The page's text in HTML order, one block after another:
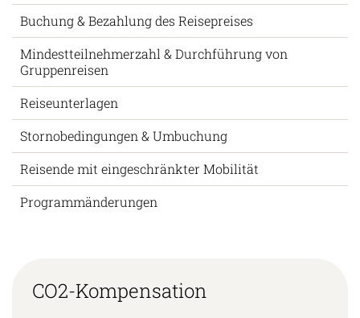
Buchung & Bezahlung des Reisepreises
Mindestteilnehmerzahl & Durchführung von
Gruppenreisen
Reiseunterlagen
Stornobedingungen & Umbuchung
Reisende mit eingeschränkter Mobilität
Programmänderungen
CO2-Kompensation